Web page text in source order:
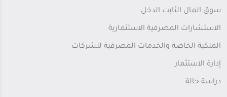
سوق المال الثابت الدخل
الاستشارات المصرفية الاستثمارية
الملكية الخاصة والخدمات المصرفية للشركات
إدارة الاستثمار
دراسة حالة